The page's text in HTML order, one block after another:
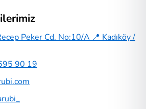
Peker Cd. No:10/A 📍 Kadıköy /
90 19